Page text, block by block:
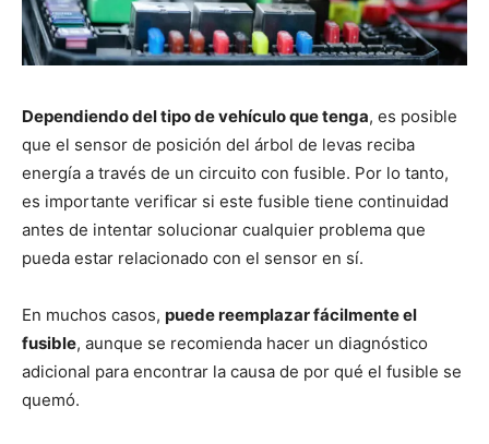
Dependiendo del tipo de vehículo que tenga, es posible
que el sensor de posición del árbol de levas reciba
energía a través de un circuito con fusible. Por lo tanto,
es importante verificar si este fusible tiene continuidad
antes de intentar solucionar cualquier problema que
pueda estar relacionado con el sensor en sí.
En muchos casos, puede reemplazar fácilmente el
fusible, aunque se recomienda hacer un diagnóstico
adicional para encontrar la causa de por qué el fusible se
quemó.